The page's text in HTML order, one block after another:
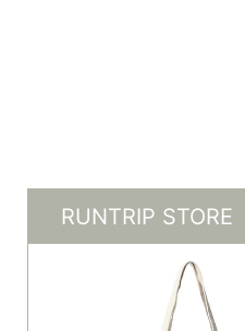
RUNTRIP STORE